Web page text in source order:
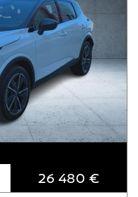
26 480 €